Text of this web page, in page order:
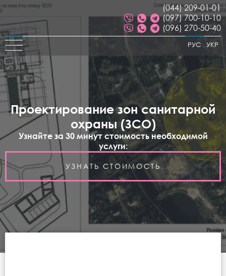
(044) 209-01-01
(097) 700-10-10
(096) 270-50-40
УКР
РУС
Проектирование зон санитарной
охраны (ЗСО)
Узнайте за 30 минут стоимость необходимой
услуги:
УЗНАТЬ СТОИМОСТЬ